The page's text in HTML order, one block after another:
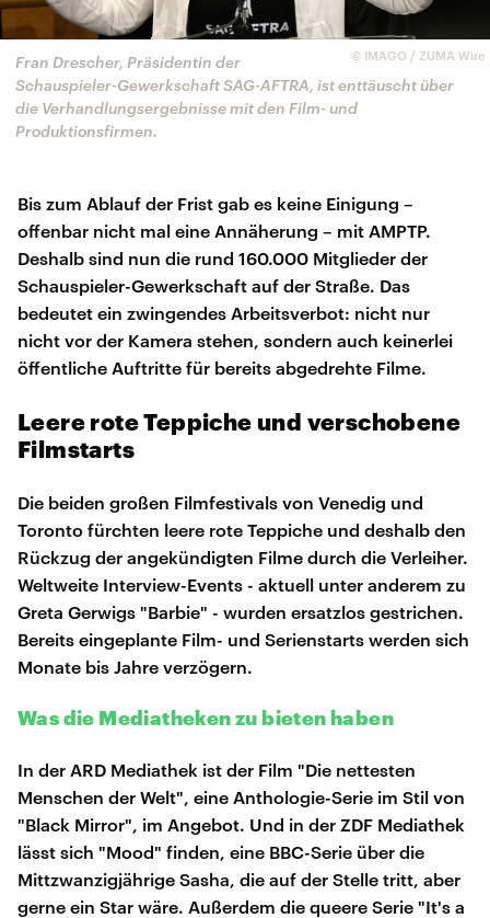
© IMAGO / ZUMA Wire
Fran Drescher, Präsidentin der
Schauspieler-Gewerkschaft SAG-AFTRA, ist enttäuscht über
die Verhandlungsergebnisse mit den Film- und
Produktionsfirmen.
Bis zum Ablauf der Frist gab es keine Einigung –
offenbar nicht mal eine Annäherung – mit AMPTP.
Deshalb sind nun die rund 160.000 Mitglieder der
Schauspieler-Gewerkschaft auf der Straße. Das
bedeutet ein zwingendes Arbeitsverbot: nicht nur
nicht vor der Kamera stehen, sondern auch keinerlei
öffentliche Auftritte für bereits abgedrehte Filme.
Leere rote Teppiche und verschobene
Filmstarts
Die beiden großen Filmfestivals von Venedig und
Toronto fürchten leere rote Teppiche und deshalb den
Rückzug der angekündigten Filme durch die Verleiher.
Weltweite Interview-Events - aktuell unter anderem zu
Greta Gerwigs "Barbie" - wurden ersatzlos gestrichen.
Bereits eingeplante Film- und Serienstarts werden sich
Monate bis Jahre verzögern.
Was die Mediatheken zu bieten haben
In der ARD Mediathek ist der Film "Die nettesten
Menschen der Welt", eine Anthologie-Serie im Stil von
"Black Mirror", im Angebot. Und in der ZDF Mediathek
lässt sich "Mood" finden, eine BBC-Serie über die
Mittzwanzigjährige Sasha, die auf der Stelle tritt, aber
gerne ein Star wäre. Außerdem die queere Serie "It's a